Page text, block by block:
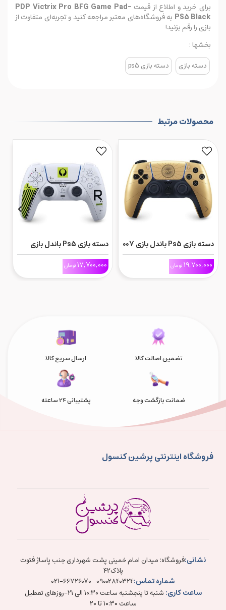
برای خرید و اطلاع از قیمت PDP Victrix Pro BFG Game Pad-
PS5 Black به فروشگاه‌های معتبر مراجعه کنید و تجربه‌ای متفاوت از
بازی را رقم بزنید!
بخشها :
دسته بازی دسته بازی ps5
محصولات مرتبط
دسته بازی Ps5 باندل بازی 007
First Light
19,700,000تومان
دسته بازی Ps5 باندل بازی
Marathon
17,700,000تومان
تضمین اصالت کالا ارسال سریع کالا
ضمانت بازگشت وجه پشتیبانی 24 ساعته
فروشگاه اینترنتی پرشین کنسول
نشانی:فروشگاه: میدان امام خمینی پشت شهرداری جنب پاساژ فتوت
پلاک۴۲
شماره تماس:09002840324
021-66726070
ساعت کاری:
شنبه تا پنجشنبه ساعت ۱۰:۳۰ الی ۲۱-روزهای تعطیل
ساعت ۱۰:۳۰ تا ۲۰